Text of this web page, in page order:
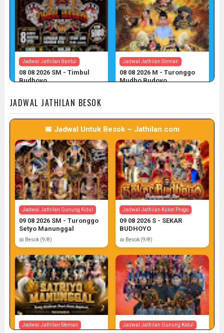
Jadwal Jathilan Bantul
08 08 2026 SM - Timbul
Budhoyo
Jadwal Jathilan Sleman
08 08 2026 M - Turonggo
Mudho Budoyo
Jadwal Jathilan Sleman
08 08 2026 M - Klaras Anom
Sembrani
📅 Target: 8 (Post: 8/7)
Jadwal Jathilan Gunung Kidul
08 08 2026 S - Sekar
Kinasih
📅 Target: 8 (Post: 8/7)
Jadwal Jathilan Sleman
08 08 2026 M - Bekso Sekar
Merapi
📅 Target: 8 (Post: 8/7)
Jadwal Jathilan Kulon Progo
08 08 2026 SM - Rara
Sawitri ft Bathoro Suro
📅 Target: 8 (Post: 8/7)
JADWAL JATHILAN BESOK
📅 Jadwal Untuk Besok ~ Jathilan.com
Jadwal Jathilan Gunung Kidul
09 08 2026 SM - Turonggo
Setyo Manunggal
📅 Besok (9/8)
Jadwal Jathilan Kulon Progo
09 08 2026 S - SEKAR
BUDHOYO
📅 Besok (9/8)
Jadwal Jathilan Sleman Jadwal Jathilan Gunung Kidul